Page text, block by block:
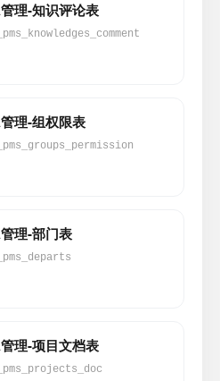
理-知识评论表
理-组权限表
理-部门表
理-项目文档表